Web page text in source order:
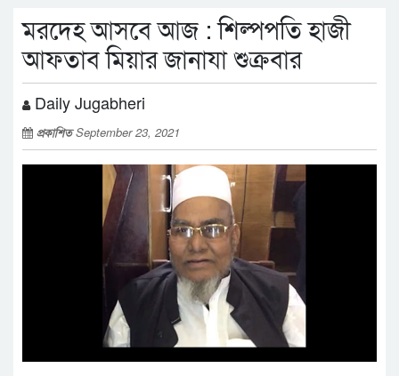
মরদেহ আসবে আজ : শিল্পপতি হাজী
আফতাব মিয়ার জানাযা শুক্রবার
Daily Jugabheri
প্রকাশিতSeptember 23, 2021